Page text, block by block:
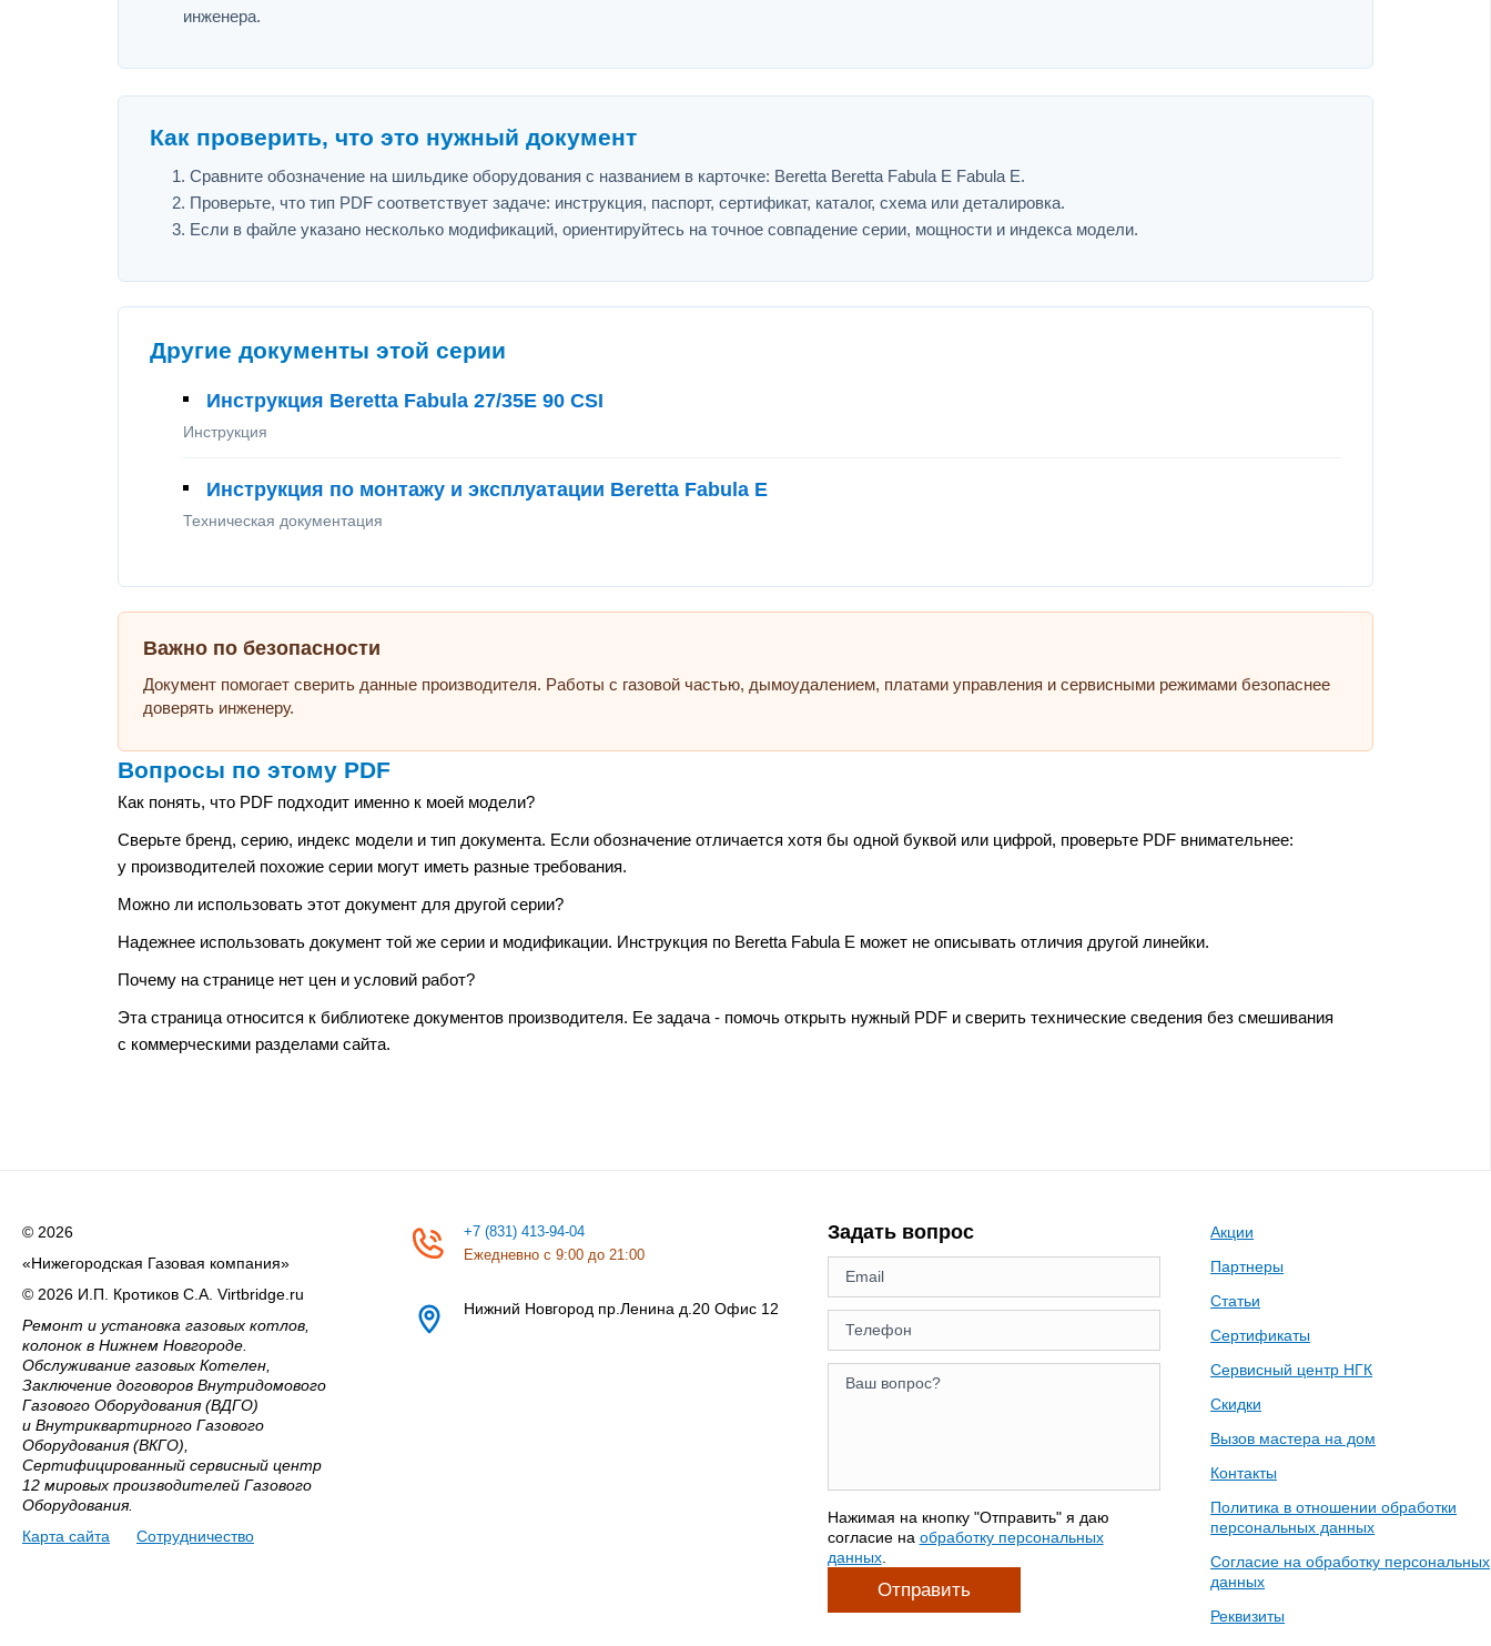
инженера.
Как проверить, что это нужный документ
Сравните обозначение на шильдике оборудования с названием в карточке: Beretta Beretta Fabula E Fabula E.
Проверьте, что тип PDF соответствует задаче: инструкция, паспорт, сертификат, каталог, схема или деталировка.
Если в файле указано несколько модификаций, ориентируйтесь на точное совпадение серии, мощности и индекса модели.
Другие документы этой серии
Инструкция Beretta Fabula 27/35E 90 CSI
Инструкция
Инструкция по монтажу и эксплуатации Beretta Fabula E
Техническая документация
Важно по безопасности
Документ помогает сверить данные производителя. Работы с газовой частью, дымоудалением, платами управления и сервисными режимами безопаснее
доверять инженеру.
Вопросы по этому PDF
Как понять, что PDF подходит именно к моей модели?
Сверьте бренд, серию, индекс модели и тип документа. Если обозначение отличается хотя бы одной буквой или цифрой, проверьте PDF внимательнее:
у производителей похожие серии могут иметь разные требования.
Можно ли использовать этот документ для другой серии?
Надежнее использовать документ той же серии и модификации. Инструкция по Beretta Fabula E может не описывать отличия другой линейки.
Почему на странице нет цен и условий работ?
Эта страница относится к библиотеке документов производителя. Ее задача - помочь открыть нужный PDF и сверить технические сведения без смешивания
с коммерческими разделами сайта.
© 2026
«Нижегородская Газовая компания»
© 2026 И.П. Кротиков С.А. Virtbridge.ru
Ремонт и установка газовых котлов,
колонок в Нижнем Новгороде.
Обслуживание газовых Котелен,
Заключение договоров Внутридомового
Газового Оборудования (ВДГО)
и Внутриквартирного Газового
Оборудования (ВКГО),
Сертифицированный сервисный центр
12 мировых производителей Газового
Оборудования.
Карта сайта
Сотрудничество
+7 (831) 413-94-04
Ежедневно с 9:00 до 21:00
Нижний Новгород пр.Ленина д.20 Офис 12
Задать вопрос
Нажимая на кнопку "Отправить" я даю
согласие на обработку персональных
данных.
Отправить
Акции
Партнеры
Статьи
Сертификаты
Сервисный центр НГК
Скидки
Вызов мастера на дом
Контакты
Политика в отношении обработки
персональных данных
Согласие на обработку персональных
данных
Реквизиты